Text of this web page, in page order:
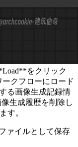
をクリック
クフローにロード
る画像生成記録情
生成履歴を削除し
す。
ァイルとして保存